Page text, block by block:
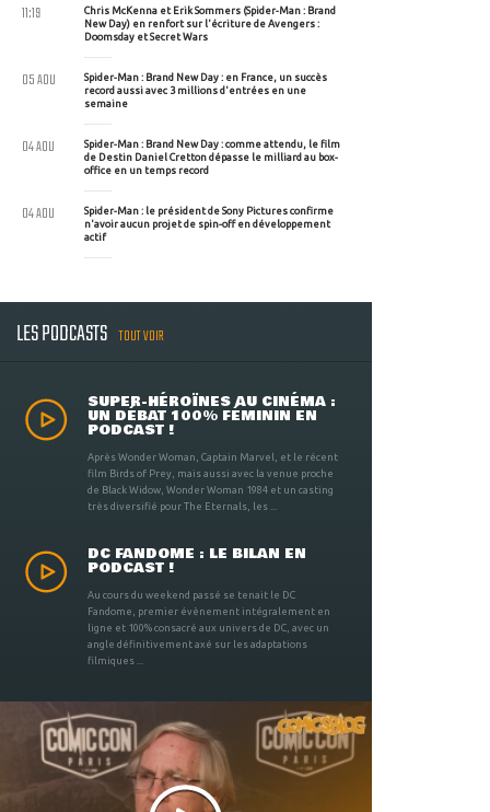
Chris McKenna et Erik Sommers (Spider-Man : Brand
New Day) en renfort sur l'écriture de Avengers :
Doomsday et Secret Wars
11:19
Spider-Man : Brand New Day : en France, un succès
record aussi avec 3 millions d'entrées en une
semaine
05 AOU
Spider-Man : Brand New Day : comme attendu, le film
de Destin Daniel Cretton dépasse le milliard au box-
office en un temps record
04 AOU
Spider-Man : le président de Sony Pictures confirme
n'avoir aucun projet de spin-off en développement
actif
04 AOU
LES PODCASTS TOUT VOIR
SUPER-HÉROÏNES AU CINÉMA :
UN DÉBAT 100% FÉMININ EN
PODCAST !
Après Wonder Woman, Captain Marvel, et le récent
film Birds of Prey, mais aussi avec la venue proche
de Black Widow, Wonder Woman 1984 et un casting
très diversifié pour The Eternals, les ...
DC FANDOME : LE BILAN EN
PODCAST !
Au cours du weekend passé se tenait le DC
Fandome, premier évènement intégralement en
ligne et 100% consacré aux univers de DC, avec un
angle définitivement axé sur les adaptations
filmiques ...